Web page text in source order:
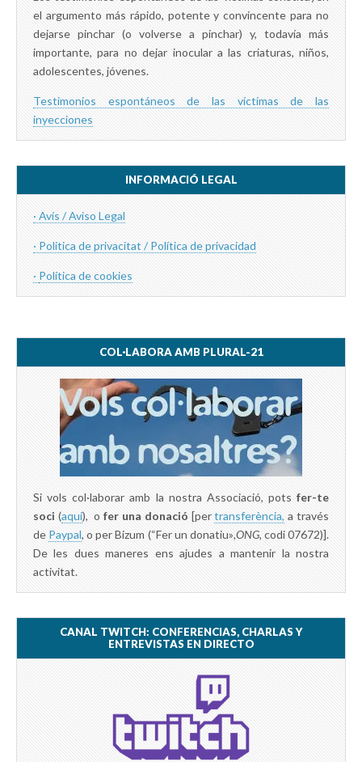
el argumento más rápido, potente y convincente para no
dejarse pinchar (o volverse a pinchar) y, todavía más
importante, para no dejar inocular a las criaturas, niños,
adolescentes, jóvenes.
Testimonios espontáneos de las víctimas de las
inyecciones
INFORMACIÓ LEGAL
· Avís / Aviso Legal
· Politica de privacitat / Política de privacidad
· Política de cookies
COL·LABORA AMB PLURAL-21
Si vols col·laborar amb la nostra Associació, pots fer-te
soci (aquí), ofer una donació [pertransferència, a través
de Paypal, o per Bizum (“Fer un donatiu»,ONG, codi 07672)].
De les dues maneres ens ajudes a mantenir la nostra
activitat.
CANAL TWITCH: CONFERENCIAS, CHARLAS Y
ENTREVISTAS EN DIRECTO